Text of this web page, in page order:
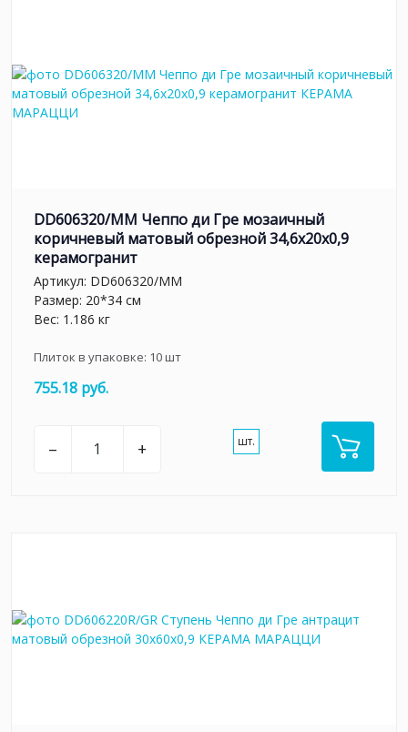
DD606320/MM Чеппо ди Гре мозаичный
коричневый матовый обрезной 34,6x20x0,9
керамогранит
Артикул: DD606320/MM
Размер: 20*34 см
Вес: 1.186 кг
Плиток в упаковке: 10шт
755.18 руб.
– + шт.